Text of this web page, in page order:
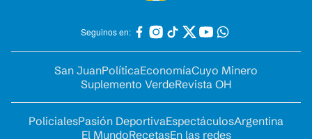
Seguinos en:
San JuanPolíticaEconomíaCuyo Minero
Suplemento VerdeRevista OH
PolicialesPasión DeportivaEspectáculosArgentina
El MundoRecetasEn las redes